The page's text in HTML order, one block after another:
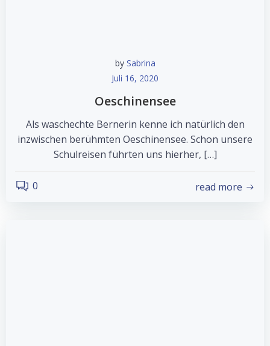
by Sabrina
Juli 16, 2020
Oeschinensee
Als waschechte Bernerin kenne ich natürlich den
inzwischen berühmten Oeschinensee. Schon unsere
Schulreisen führten uns hierher, […]
0 read more